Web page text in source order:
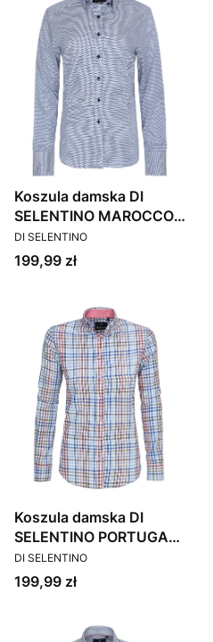
Koszula damska DI
SELENTINO MAROCCO /
CUSTOM
PRODUCENT
DI SELENTINO
Cena
199,99 zł
Koszula damska DI
SELENTINO PORTUGAL /
SLIM
PRODUCENT
DI SELENTINO
Cena
199,99 zł